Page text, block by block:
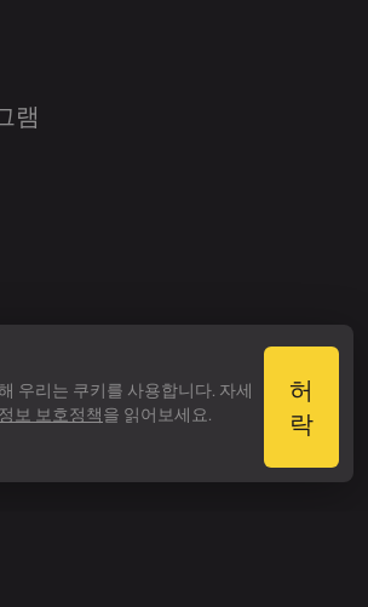
램
우리는 쿠키를 사용합니다. 자세
보 보호정책을 읽어보세요.
허
락